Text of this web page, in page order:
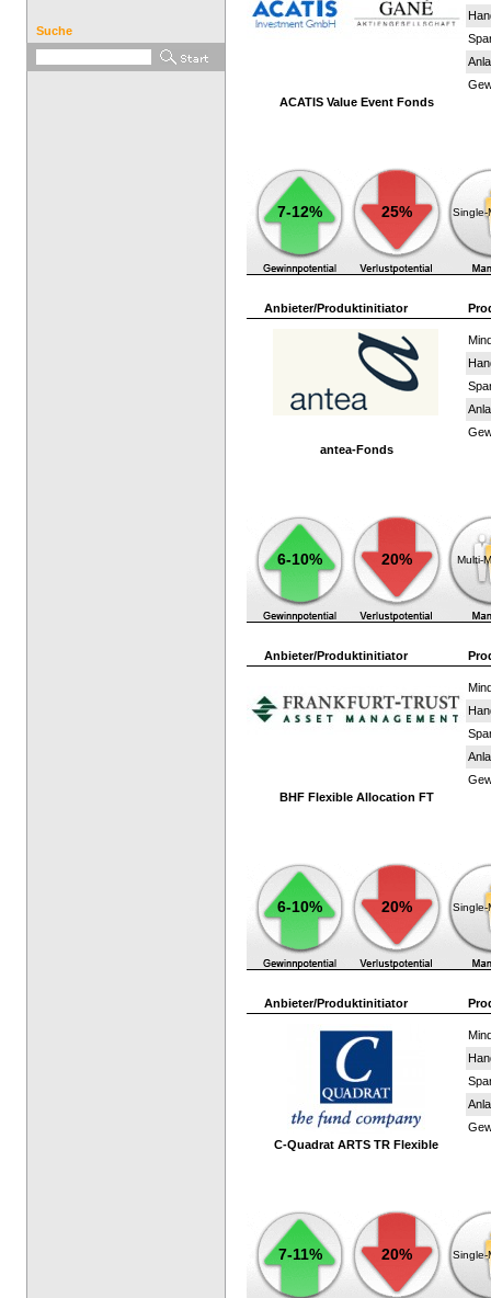
Suche
ACATIS Value Event Fonds
7-12% 25% Single-
Anbieter/Produktinitiator
antea-Fonds
6-10% 20% Multi-
Anbieter/Produktinitiator
BHF Flexible Allocation FT
6-10% 20% Single-
Anbieter/Produktinitiator
C-Quadrat ARTS TR Flexible
7-11% 20% Single-